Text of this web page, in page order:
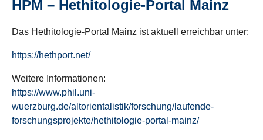
HPM – Hethitologie-Portal Mainz
Das Hethitologie-Portal Mainz ist aktuell erreichbar unter:
https://hethport.net/
Weitere Informationen:
https://www.phil.uni-
wuerzburg.de/altorientalistik/forschung/laufende-
forschungsprojekte/hethitologie-portal-mainz/